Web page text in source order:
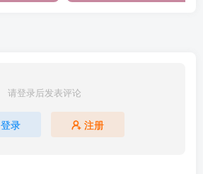
请登录后发表评论
登录 注册